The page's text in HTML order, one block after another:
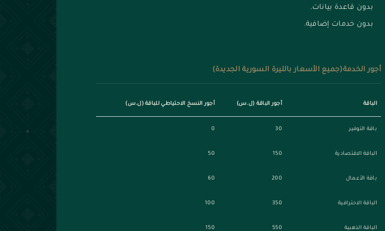
بدون قاعدة بيانات.
بدون خدمات إضافية.
أجور الخدمة(جميع الأسعار بالليرة السورية الجديدة)
الباقة أجور الباقة (ل.س) أجور النسخ الاحتياطي للباقة (ل.س)
باقة التوفير 30
0
الباقة الاقتصادية 150
50
باقة الأعمال 200
60
الباقة الاحترافية 350
100
الباقة الذهبية 550
150